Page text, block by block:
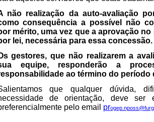
não realização da auto-avaliação
consequência a possível não
mérito, uma vez que a aprovação
lei, necessária para essa concessão.
gestores, que não realizarem a
equipe, responderão a
ao término do período
que qualquer dúvida,
de orientação, deve ser
pelo email pr